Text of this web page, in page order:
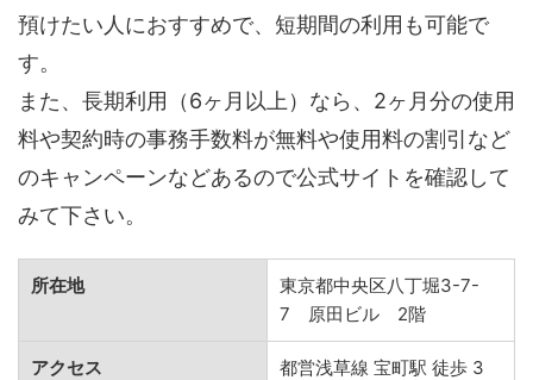
預けたい人におすすめで、短期間の利用も可能で
す。
また、長期利用（6ヶ月以上）なら、2ヶ月分の使用
料や契約時の事務手数料が無料や使用料の割引など
のキャンペーンなどあるので公式サイトを確認して
みて下さい。
所在地
東京都中央区八丁堀3-7-
7 原田ビル 2階
アクセス
都営浅草線 宝町駅 徒歩 3